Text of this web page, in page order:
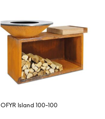
OFYR Island 100-100